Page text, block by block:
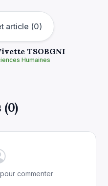
article (0)
TSOBGNI
Humaines
commenter